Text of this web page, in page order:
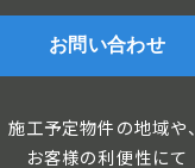
お問い合わせ
施工予定物件の地域や、
お客様の利便性にて